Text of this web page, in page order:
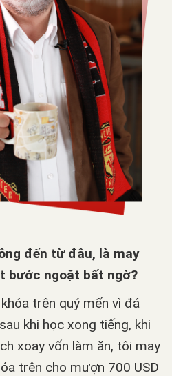
đến từ đâu, là may
bước ngoặt bất ngờ?
trên quý mến vì đá
khi học xong tiếng, khi
xoay vốn làm ăn, tôi may
trên cho mượn 700 USD